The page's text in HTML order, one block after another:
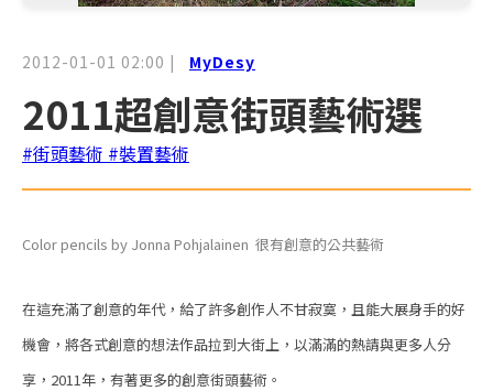
2012-01-01 02:00 | MyDesy
2011超創意街頭藝術選
#街頭藝術 #裝置藝術
Color pencils by Jonna Pohjalainen 很有創意的公共藝術
在這充滿了創意的年代，給了許多創作人不甘寂寞，且能大展身手的好
機會，將各式創意的想法作品拉到大街上，以滿滿的熱請與更多人分
享，2011年，有著更多的創意街頭藝術。